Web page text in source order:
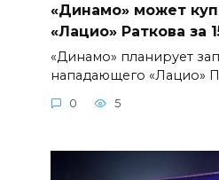
«Динамо» может
«Лацио» Раткова за
«Динамо» планирует
нападающего «Лацио»
0 5